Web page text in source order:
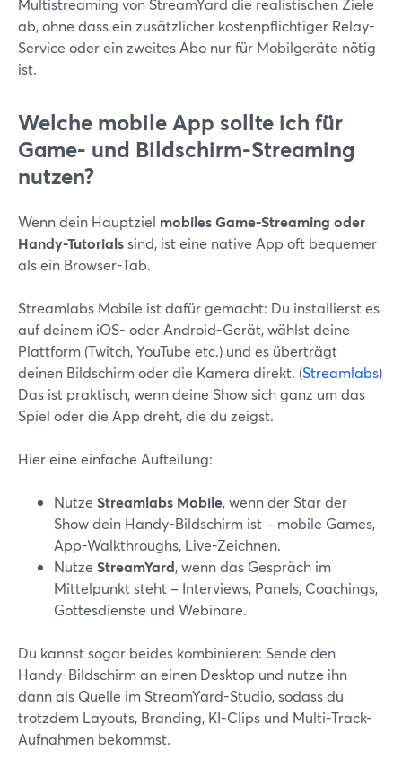
Multistreaming von StreamYard die realistischen Ziele
ab, ohne dass ein zusätzlicher kostenpflichtiger Relay-
Service oder ein zweites Abo nur für Mobilgeräte nötig
ist.
Welche mobile App sollte ich für
Game- und Bildschirm-Streaming
nutzen?
Wenn dein Hauptziel mobiles Game-Streaming oder
Handy-Tutorialssind, ist eine native App oft bequemer
als ein Browser-Tab.
Streamlabs Mobile ist dafür gemacht: Du installierst es
auf deinem iOS- oder Android-Gerät, wählst deine
Plattform (Twitch, YouTube etc.) und es überträgt
deinen Bildschirm oder die Kamera direkt. (Streamlabs)
Das ist praktisch, wenn deine Show sich ganz um das
Spiel oder die App dreht, die du zeigst.
Hier eine einfache Aufteilung:
Nutze Streamlabs Mobile, wenn der Star der
Show dein Handy-Bildschirm ist – mobile Games,
App-Walkthroughs, Live-Zeichnen.
Nutze StreamYard, wenn das Gespräch im
Mittelpunkt steht – Interviews, Panels, Coachings,
Gottesdienste und Webinare.
Du kannst sogar beides kombinieren: Sende den
Handy-Bildschirm an einen Desktop und nutze ihn
dann als Quelle im StreamYard-Studio, sodass du
trotzdem Layouts, Branding, KI-Clips und Multi-Track-
Aufnahmen bekommst.